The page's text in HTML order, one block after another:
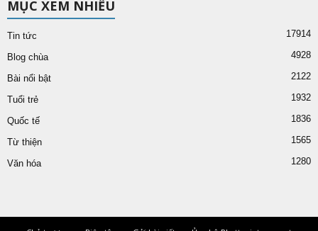
MỤC XEM NHIỀU
Tin tức 17914
Blog chùa 4928
Bài nổi bật 2122
Tuổi trẻ 1932
Quốc tế 1836
Từ thiện 1565
Văn hóa 1280